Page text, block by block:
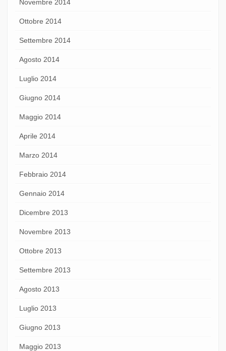
Novembre 2014
Ottobre 2014
Settembre 2014
Agosto 2014
Luglio 2014
Giugno 2014
Maggio 2014
Aprile 2014
Marzo 2014
Febbraio 2014
Gennaio 2014
Dicembre 2013
Novembre 2013
Ottobre 2013
Settembre 2013
Agosto 2013
Luglio 2013
Giugno 2013
Maggio 2013